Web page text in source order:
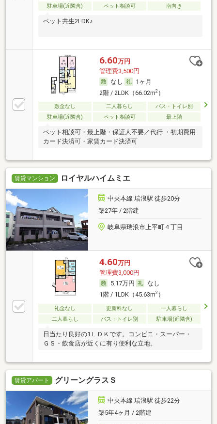
駐車場(近隣含)
ペット相談可 南向き
ペット共生2LDK♪
6.60万円
管理費3,500円
なし
1ヶ月
2階 / 2LDK（66.02m2）
敷金なし 二人暮らし
バス・トイレ別
駐車場(近隣含)
ペット相談可 最上階
ペット相談可・最上階・保証人不要／代行 ・初期費用
カード決済可・家賃カード決済可
賃貸マンション ロイヤルハイムミエ
中央本線 瑞浪駅 徒歩20分
築27年 / 2階建
岐阜県瑞浪市上平町４丁目
4.60万円
管理費3,000円
5.17万円
なし
1階 / 1LDK（45.63m2）
礼金なし 更新料なし
一人暮らし
二人暮らし
バス・トイレ別 駐車場(近隣含)
日当たり良好の1ＬＤＫです。コンビニ・スーパー・
ＧＳ・飲食店が近くに有り便利な立地。
賃貸アパート グリーングラスＳ
中央本線 瑞浪駅 徒歩22分
築5年4ヶ月 / 2階建